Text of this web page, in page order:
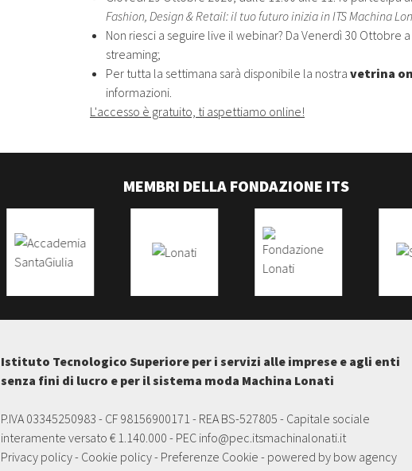
Fashion, Design & Retail: il tuo futuro inizia in ITS Machina
Non riesci a seguire live il webinar? Da Venerdì 30
streaming;
Per tutta la settimana sarà disponibile la nostra vetrina
informazioni.
L'accesso è gratuito, ti aspettiamo online!
MEMBRI DELLA FONDAZIONE ITS
Istituto Tecnologico Superiore per i servizi alle imprese e agli enti
senza fini di lucro e per il sistema moda Machina Lonati
P.IVA 03345250983 - CF 98156900171 - REA BS-527805 - Capitale sociale
interamente versato € 1.140.000 - PEC info@pec.itsmachinalonati.it
Privacy policy- Cookie policy- Preferenze Cookie - powered by bow agency